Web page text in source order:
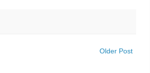
Older Post